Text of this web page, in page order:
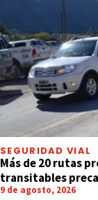
SEGURIDAD VIAL
Más de 20 rutas
transitables
9 de agosto, 2026